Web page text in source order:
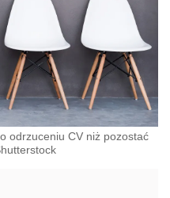
odrzuceniu CV niż pozostać